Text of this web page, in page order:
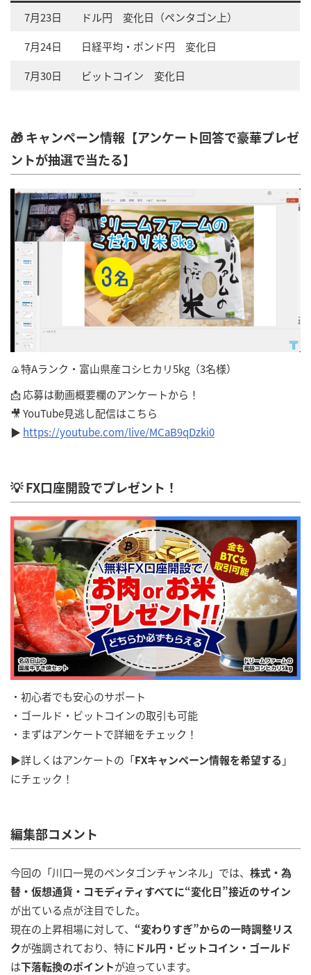
7月23日
ドル円 変化日（ペンタゴン上）
7月24日
日経平均・ポンド円 変化日
7月30日
ビットコイン 変化日
🎁 キャンペーン情報【アンケート回答で豪華プレゼ
ントが抽選で当たる】
🍙特Aランク・富山県産コシヒカリ5kg（3名様）
📩 応募は動画概要欄のアンケートから！
🎥 YouTube見逃し配信はこちら
▶ https://youtube.com/live/MCaB9qDzki0
💡 FX口座開設でプレゼント！
・初心者でも安心のサポート
・ゴールド・ビットコインの取引も可能
・まずはアンケートで詳細をチェック！
▶詳しくはアンケートの「FXキャンペーン情報を希望する 」
にチェック！
編集部コメント
今回の「川口一晃のペンタゴンチャンネル」では、 株式・為
替・仮想通貨・コモディティすべてに“変化日”接近のサイン
が出ている点が注目でした。
現在の上昇相場に対して、 “変わりすぎ”からの一時調整リス
クが強調されており、特に ドル円・ビットコイン・ゴールド
は下落転換のポイントが迫っています。